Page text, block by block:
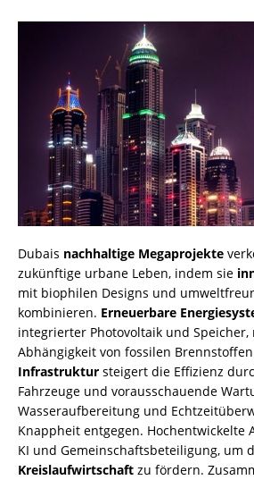
Dubais nachhaltige Megaprojekte
zukünftige urbane Leben, indem sie
mit biophilen Designs und
kombinieren. Erneuerbare
integrierter Photovoltaik und
Abhängigkeit von fossilen
Infrastruktur steigert die Effizienz
Fahrzeuge und vorausschauende
Wasseraufbereitung und
Knappheit entgegen.
KI und Gemeinschaftsbeteiligung, um
Kreislaufwirtschaft zu fördern.